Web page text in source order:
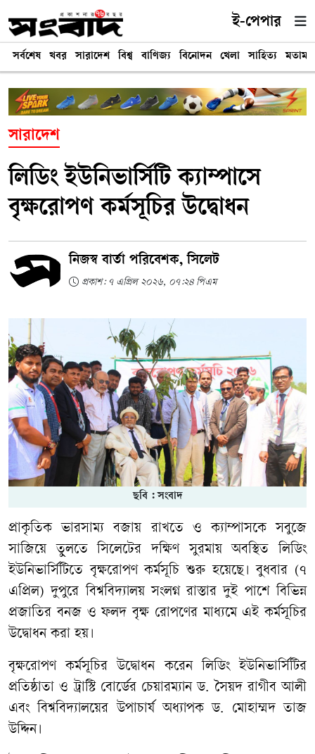
ই-পেপার
সর্বশেষ খবর সারাদেশ বিশ্ব বাণিজ্য বিনোদন খেলা সাহিত্য মতামত
সারাদেশ
লিডিং ইউনিভার্সিটি ক্যাম্পাসে
বৃক্ষরোপণ কর্মসূচির উদ্বোধন
নিজস্ব বার্তা পরিবেশক, সিলেট
প্রকাশ: ৭ এপ্রিল ২০২৬, ০৭:২৪ পিএম
ছবি : সংবাদ
প্রাকৃতিক ভারসাম্য বজায় রাখতে ও ক্যাম্পাসকে সবুজে
সাজিয়ে তুলতে সিলেটের দক্ষিণ সুরমায় অবস্থিত লিডিং
ইউনিভার্সিটিতে বৃক্ষরোপণ কর্মসূচি শুরু হয়েছে। বুধবার (৭
এপ্রিল) দুপুরে বিশ্ববিদ্যালয় সংলগ্ন রাস্তার দুই পাশে বিভিন্ন
প্রজাতির বনজ ও ফলদ বৃক্ষ রোপণের মাধ্যমে এই কর্মসূচির
উদ্বোধন করা হয়।
বৃক্ষরোপণ কর্মসূচির উদ্বোধন করেন লিডিং ইউনিভার্সিটির
প্রতিষ্ঠাতা ও ট্রাস্টি বোর্ডের চেয়ারম্যান ড. সৈয়দ রাগীব আলী
এবং বিশ্ববিদ্যালয়ের উপাচার্য অধ্যাপক ড. মোহাম্মদ তাজ
উদ্দিন।